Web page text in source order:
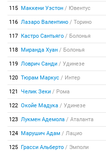
115 Маккени Уэстон / Ювентус
116 Лазаро Валентино / Торино
117 Кастро Сантьяго / Болонья
118 Миранда Хуан / Болонья
119 Ловрич Санди / Удинезе
120 Тюрам Маркус / Интер
121 Челик Зеки / Рома
122 Окойе Мадука / Удинезе
123 Лукмен Адемола / Аталанта
124 Марушич Адам / Лацио
125 Грасси Альберто / Эмполи